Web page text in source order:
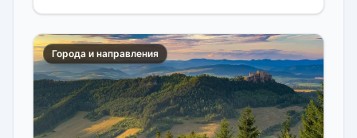
Города и направления